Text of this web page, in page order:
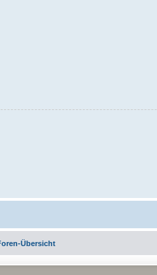
Übersicht